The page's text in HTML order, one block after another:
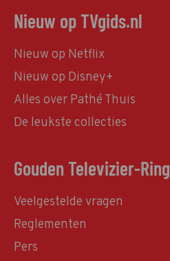
Nieuw op TVgids.nl
Nieuw op Netflix
Nieuw op Disney+
Alles over Pathé Thuis
De leukste collecties
Gouden Televizier-Ring
Veelgestelde vragen
Reglementen
Pers